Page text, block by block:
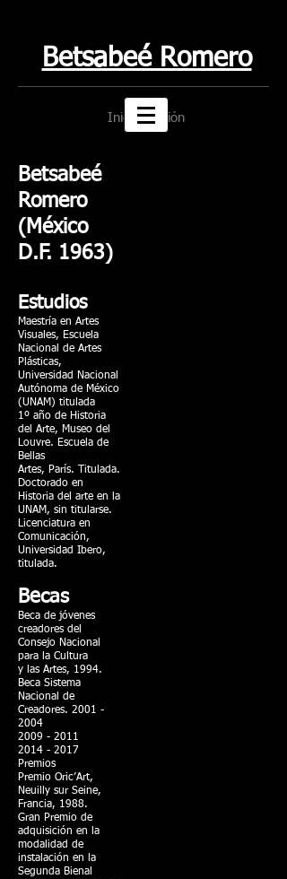
Betsabeé Romero
Iniciar sesión
Betsabeé
Romero
(México
D.F. 1963)
Estudios
Maestría en Artes
Visuales, Escuela
Nacional de Artes
Plásticas,
Universidad Nacional
Autónoma de México
(UNAM) titulada
1º año de Historia
del Arte, Museo del
Louvre. Escuela de
Bellas
Artes, París. Titulada.
Doctorado en
Historia del arte en la
UNAM, sin titularse.
Licenciatura en
Comunicación,
Universidad Ibero,
titulada.
Becas
Beca de jóvenes
creadores del
Consejo Nacional
para la Cultura
y las Artes, 1994.
Beca Sistema
Nacional de
Creadores. 2001 -
2004
2009 - 2011
2014 - 2017
Premios
Premio Oric’Art,
Neuilly sur Seine,
Francia, 1988.
Gran Premio de
adquisición en la
modalidad de
instalación en la
Segunda Bienal